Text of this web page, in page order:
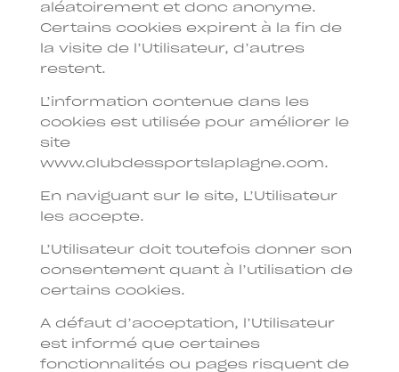
aléatoirement et donc anonyme.
Certains cookies expirent à la fin de
la visite de l’Utilisateur, d’autres
restent.
L’information contenue dans les
cookies est utilisée pour améliorer le
site
www.clubdessportslaplagne.com.
En naviguant sur le site, L’Utilisateur
les accepte.
L’Utilisateur doit toutefois donner son
consentement quant à l’utilisation de
certains cookies.
A défaut d’acceptation, l’Utilisateur
est informé que certaines
fonctionnalités ou pages risquent de